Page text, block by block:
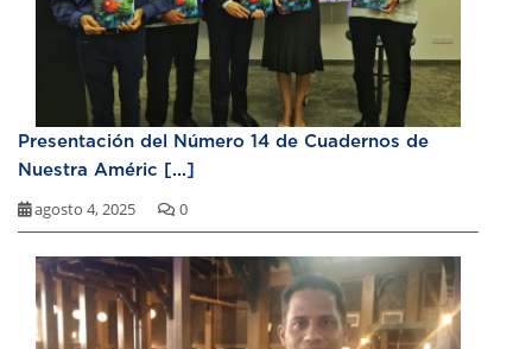
Presentación del Número 14 de Cuadernos de
Nuestra Améric [...]
agosto 4, 2025 0